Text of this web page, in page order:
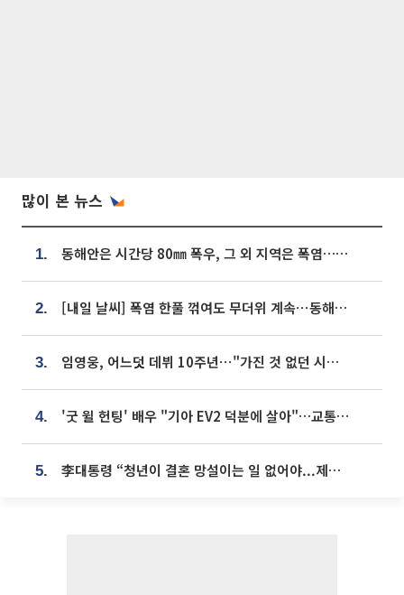
많이 본 뉴스
1. 동해안은 시간당 80㎜ 폭우, 그 외 지역은 폭염…‘극과 극 날씨’
2. [내일 날씨] 폭염 한풀 꺾여도 무더위 계속⋯동해안 이틀 연속 비
3. 임영웅, 어느덧 데뷔 10주년⋯"가진 것 없던 시절, 내 앞엔 20명의 팬뿐"
4. '굿 윌 헌팅' 배우 "기아 EV2 덕분에 살아"…교통사고 후 안전성 극찬
5. 李대통령 “청년이 결혼 망설이는 일 없어야...제도상 불이익 조사”